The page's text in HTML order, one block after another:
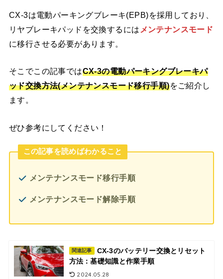
CX-3は電動パーキングブレーキ(EPB)を採用しており、
リヤブレーキパッドを交換するには メンテナンスモード
に移行させる必要があります。
そこでこの記事ではCX-3の電動パーキングブレーキパ
ッド交換方法(メンテナンスモード移行手順)をご紹介し
ます。
ぜひ参考にしてください！
この記事を読めばわかること
メンテナンスモード移行手順
メンテナンスモード解除手順
関連記事
CX-3のバッテリー交換とリセット
方法：基礎知識と作業手順
2024.05.28